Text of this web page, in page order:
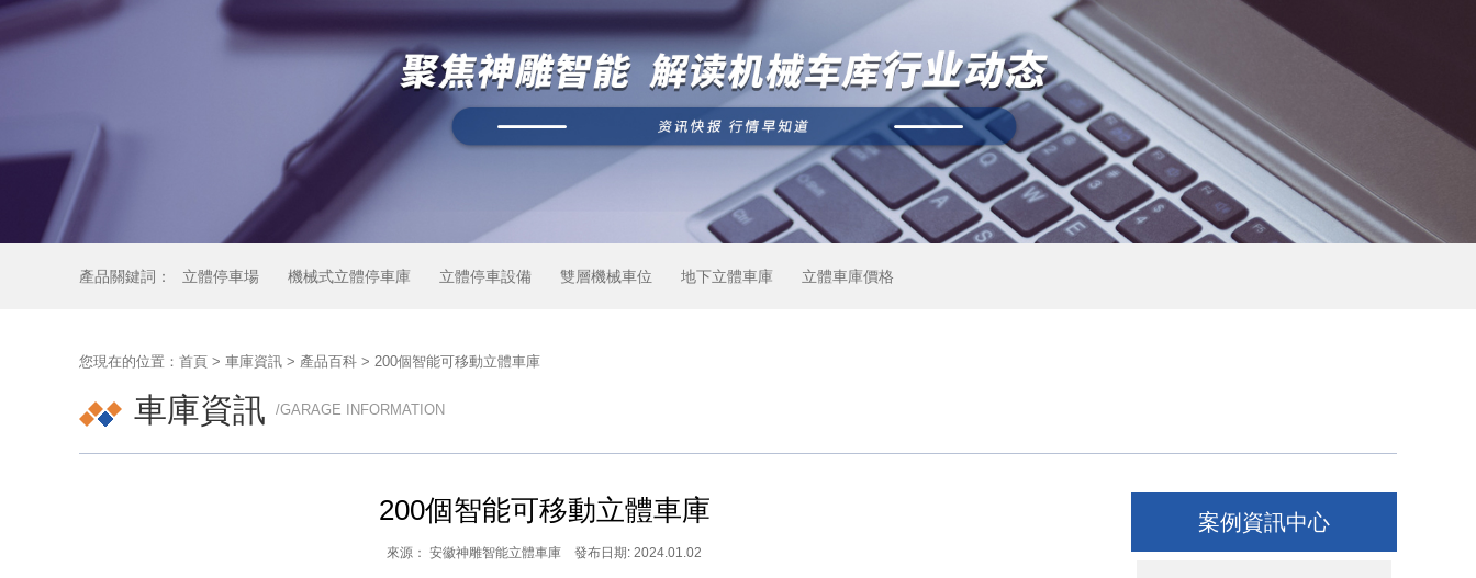
產品關鍵詞： 立體停車場 機械式立體停車庫 立體停車設備 雙層機械車位 地下立體車庫 立體車庫價格
您現在的位置： 首頁 > 車庫資訊 > 產品百科 > 200個智能可移動立體車庫
車庫資訊 /GARAGE INFORMATION
案例資訊中心
200個智能可移動立體車庫
來源： 安徽神雕智能立體車庫 發布日期: 2024.01.02